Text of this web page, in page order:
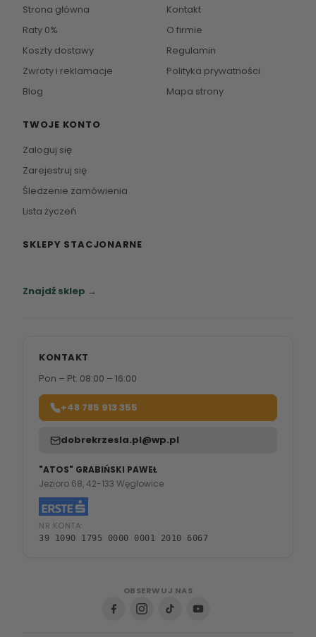
Strona główna
Raty 0%
Koszty dostawy
Zwroty i reklamacje
Blog
Kontakt
O firmie
Regulamin
Polityka prywatności
Mapa strony
TWOJE KONTO
Zaloguj się
Zarejestruj się
Śledzenie zamówienia
Lista życzeń
SKLEPY STACJONARNE
Znajdź sklep →
KONTAKT
Pon – Pt: 08:00 – 16:00
+48 785 913 355
dobrekrzesla.pl@wp.pl
"ATOS" GRABIŃSKI PAWEŁ
Jezioro 68, 42-133 Węglowice
NR KONTA:
39 1090 1795 0000 0001 2010 6067
OBSERWUJ NAS